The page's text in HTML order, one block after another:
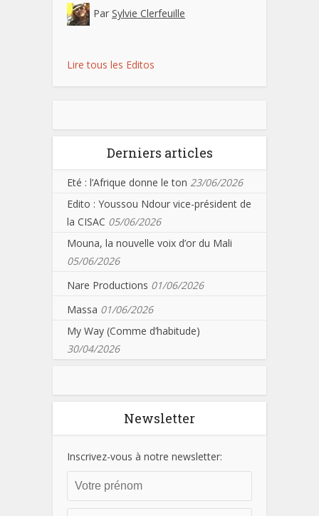
Par Sylvie Clerfeuille
Lire tous les Editos
Derniers articles
Eté : l’Afrique donne le ton 23/06/2026
Edito : Youssou Ndour vice-président de
la CISAC 05/06/2026
Mouna, la nouvelle voix d’or du Mali
05/06/2026
Nare Productions 01/06/2026
Massa 01/06/2026
My Way (Comme d’habitude)
30/04/2026
Newsletter
Inscrivez-vous à notre newsletter: